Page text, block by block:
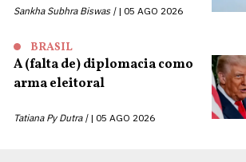
Sankha Subhra Biswas | 05 AGO 2026
BRASIL
A (falta de) diplomacia como
arma eleitoral
Tatiana Py Dutra | 05 AGO 2026